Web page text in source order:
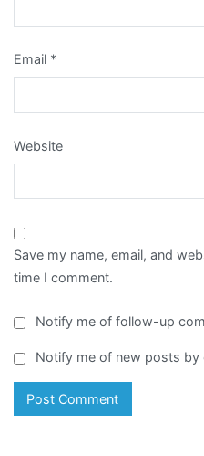
Email *
Website
Save my name, email, and
time I comment.
Notify me of follow-up
Notify me of new posts by